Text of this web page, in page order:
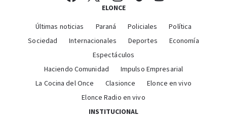
ELONCE
Últimas noticias Paraná Policiales
Política
Sociedad
Internacionales Deportes
Economía
Espectáculos
Haciendo Comunidad
Impulso Empresarial
La Cocina del Once
Clasionce
Elonce en vivo
Elonce Radio en vivo
INSTITUCIONAL